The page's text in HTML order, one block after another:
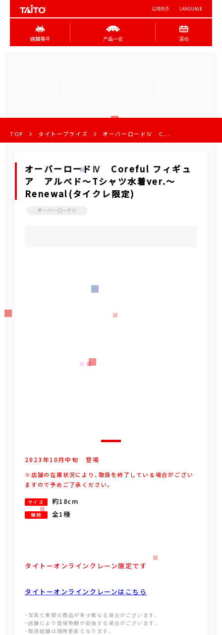
公司简介 LANGUAGE
店舖搜寻 产品一览 活动
TOP タイトープライズ オーバーロードⅣ C...
オーバーロードⅣ Coreful フィギュ
ア アルベド～Tシャツ水着ver.～
Renewal(タイクレ限定)
オーバーロードⅣ
2023年10月中旬 登場
※店舗の在庫状況により、取扱を終了している場合がござい
ますので予めご了承ください。
サイズ 約18cm
種類 全1種
タイトーオンラインクレーン限定です
タイトーオンラインクレーンはこちら
・写真と実際の商品が多少異なる場合がございます。
・店舗により登場時期が前後する場合がございます。
・取扱店舗は随時更新となります。